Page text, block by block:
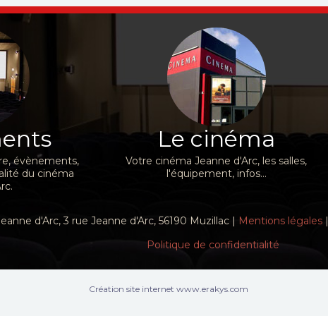
évènements,
du cinéma
Le cinéma
Votre cinéma Jeanne d'Arc, les salles,
l'équipement, infos...
d'Arc, 3 rue Jeanne d'Arc, 56190 Muzillac | Mentions légales|
Politique de confidentialité
Création site internet www.erakys.com